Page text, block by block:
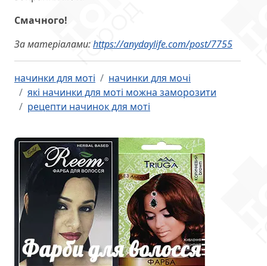
Смачного!
За матеріалами:https://anydaylife.com/post/7755
начинки для моті
начинки для мочі
які начинки для моті можна заморозити
рецепти начинок для моті